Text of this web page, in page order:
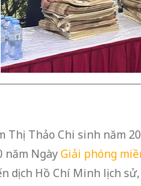
Thị Thảo Chi sinh năm
năm NgàyGiải phóng
dịch Hồ Chí Minh lịch